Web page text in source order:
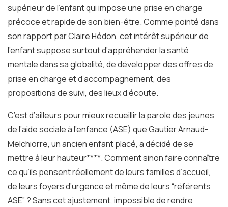
supérieur de l’enfant qui impose une prise en charge
précoce et rapide de son bien-être. Comme pointé dans
son rapport par Claire Hédon, cet intérêt supérieur de
l’enfant suppose surtout d’appréhender la santé
mentale dans sa globalité, de développer des offres de
prise en charge et d’accompagnement, des
propositions de suivi, des lieux d’écoute.
C’est d’ailleurs pour mieux recueillir la parole des jeunes
de l’aide sociale à l’enfance (ASE) que Gautier Arnaud-
Melchiorre, un ancien enfant placé, a décidé de se
mettre à leur hauteur****. Comment sinon faire connaître
ce qu’ils pensent réellement de leurs familles d’accueil,
de leurs foyers d’urgence et même de leurs “référents
ASE” ? Sans cet ajustement, impossible de rendre